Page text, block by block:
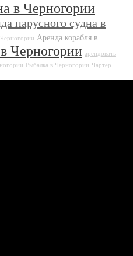
в Черногории
парусного судна в
Черногории Аренда корабля в
Черногории арендовать
Рыбалка в Черногории Чартер